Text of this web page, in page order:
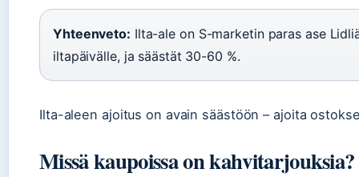
Yhteenveto: Ilta-ale on S-marketin paras ase
iltapäivälle, ja säästät 30-60 %.
Ilta-aleen ajoitus on avain säästöön – ajoita
Missä kaupoissa on kahvitarjouksia?